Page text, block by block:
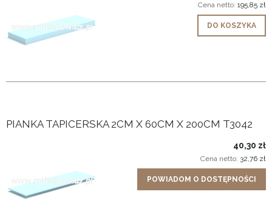
Cena netto: 195,85 zł
DO KOSZYKA
PIANKA TAPICERSKA 2CM X 60CM X 200CM T3042
40,30 zł
Cena netto: 32,76 zł
POWIADOM O DOSTĘPNOŚCI